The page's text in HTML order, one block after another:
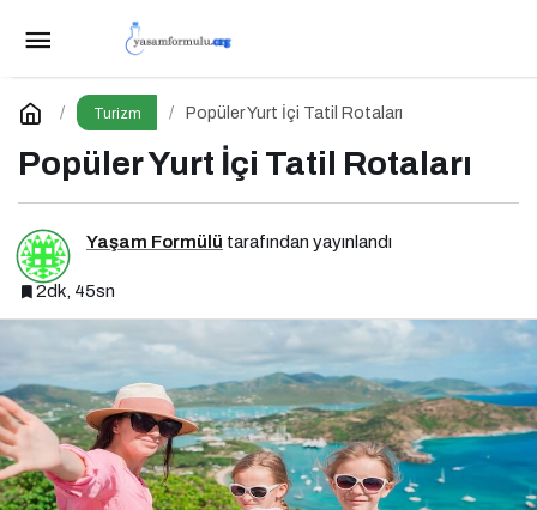
Turizm Popüler Yurt İçi Tatil Rotaları
Popüler Yurt İçi Tatil Rotaları
Yaşam Formülü tarafından yayınlandı
2dk, 45sn
Denizli’nin Kalbinden Gelen Lezzet: Çamlık
Denizli Kebapçısı
Yorum Yap